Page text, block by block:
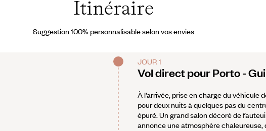
Itinéraire
Suggestion 100% personnalisable selon vos envies
JOUR 1
Vol direct pour Porto -
À l’arrivée, prise en charge du
pour deux nuits à quelques pas du
épuré. Un grand salon décoré de
annonce une atmosphère